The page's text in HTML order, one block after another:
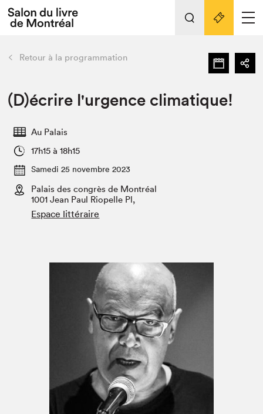
Espace exposant⋅e⋅s
L'événement
Préparer sa visite au Salon
Actualités
SLM PRO
retour Nos activités
Préparer sa visite
Salon au Palais
Salon dans la ville et en ligne
Projets partenaires
Liens pratiques
Retour à la programmation
(D)écrire l'urgence climatique!
Au Palais
17h15 à 18h15
Samedi 25 novembre 2023
Palais des congrès de Montréal
1001 Jean Paul Riopelle Pl,
Espace littéraire